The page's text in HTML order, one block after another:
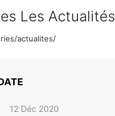
Les Actualités
actualites/
12 Déc 2020